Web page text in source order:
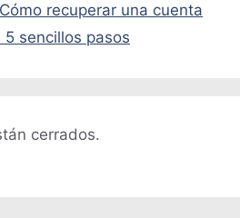
recuperar una cuenta
5 sencillos pasos
cerrados.